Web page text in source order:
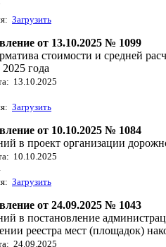
Загрузить
от 13.10.2025 № 1099
стоимости и средней
года
13.10.2025
Загрузить
от 10.10.2025 № 1084
в проект организации
10.10.2025
Загрузить
от 24.09.2025 № 1043
в постановление
реестра мест (площадок)
24.09.2025